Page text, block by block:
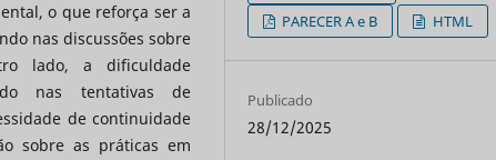
o que reforça ser a
nas discussões sobre
lado, a dificuldade
nas tentativas de
de continuidade
sobre as práticas em
PARECER A e B
HTML
Publicado
28/12/2025